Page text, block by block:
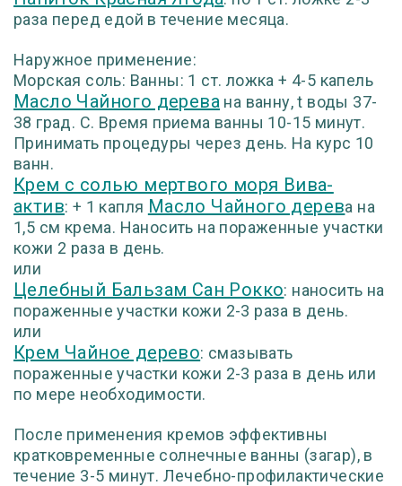
раза перед едой в течение месяца.
Наружное применение:
Морская соль: Ванны: 1 ст. ложка + 4-5 капель
Масло Чайного дерева на ванну, t воды 37-
38 град. С. Время приема ванны 10-15 минут.
Принимать процедуры через день. На курс 10
ванн.
Крем с солью мертвого моря Вива-
актив: + 1 капля Масло Чайного дерева на
1,5 см крема. Наносить на пораженные участки
кожи 2 раза в день.
или
Целебный Бальзам Сан Рокко: наносить на
пораженные участки кожи 2-3 раза в день.
или
Крем Чайное дерево: смазывать
пораженные участки кожи 2-3 раза в день или
по мере необходимости.
После применения кремов эффективны
кратковременные солнечные ванны (загар), в
течение 3-5 минут. Лечебно-профилактические